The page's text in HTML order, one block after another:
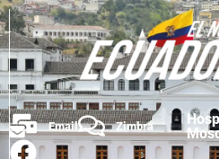
Email Zimbra